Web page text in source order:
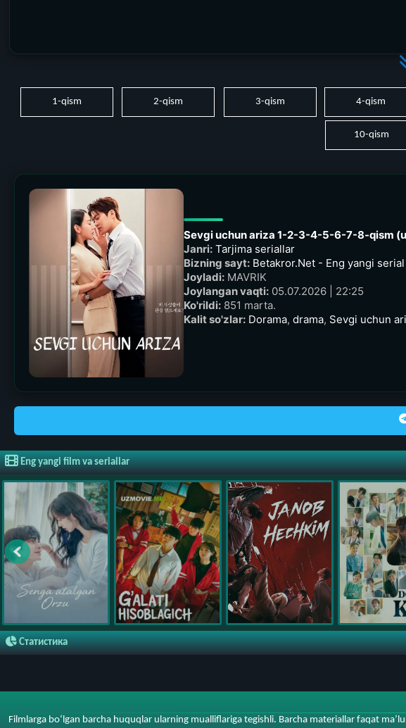
1-qism 2-qism 3-qism 4-qism
10-qism
Sevgi uchun ariza 1-2-3-4-5-6-7-8-qism
Janri: Tarjima seriallar
Bizning sayt: Betakror.Net - Eng yangi
Joyladi: MAVRIK
Joylangan vaqti: 05.07.2026 | 22:25
Ko'rildi: 851 marta.
Kalit so'zlar: Dorama, drama, Sevgi uchun
Eng yangi film va seriallar
Статистика
Filmlarga bo‘lgan barcha huquqlar ularning mualliflariga tegishli. Barcha materiallar faqat